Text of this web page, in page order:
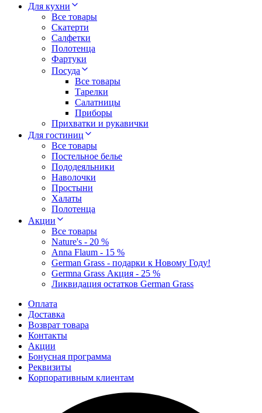
Для кухни
Все товары
Скатерти
Салфетки
Полотенца
Фартуки
Посуда
Все товары
Тарелки
Салатницы
Приборы
Прихватки и рукавички
Для гостиниц
Все товары
Постельное белье
Пододеяльники
Наволочки
Простыни
Халаты
Полотенца
Акции
Все товары
Nature's - 20 %
Anna Flaum - 15 %
German Grass - подарки к Новому Году!
Germna Grass Акция - 25 %
Ликвидация остатков German Grass
Оплата
Доставка
Возврат товара
Контакты
Акции
Бонусная программа
Реквизиты
Корпоративным клиентам